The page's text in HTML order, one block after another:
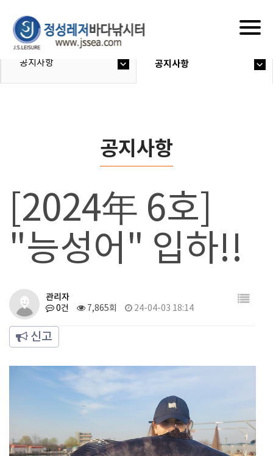
공지사항 공지사항
공지사항
[2024年 6호]
"능성어" 입하!!
관리자
0건 7,865회 24-04-03 18:14
신고